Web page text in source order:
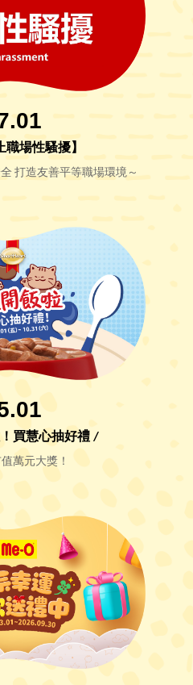
職場性騷擾】
打造友善平等職場環境～
買慧心抽好禮 /
萬元大獎！